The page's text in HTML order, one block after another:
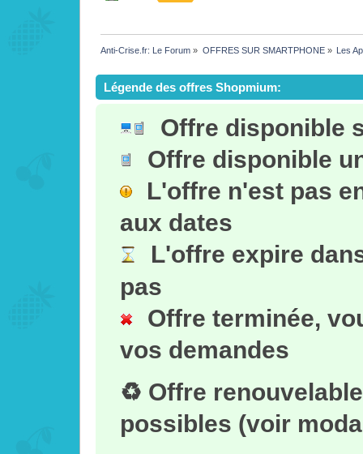
Anti-Crise.fr: Le Forum » OFFRES SUR SMARTPHONE» Les
Légende des offres Shopmium:
Offre disponible
Offre disponible
L'offre n'est pas
aux dates
L'offre expire
pas
Offre terminée,
vos demandes
♻ Offre
possibles (voir